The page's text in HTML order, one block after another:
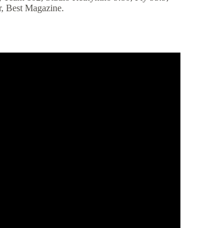
Best Magazine.